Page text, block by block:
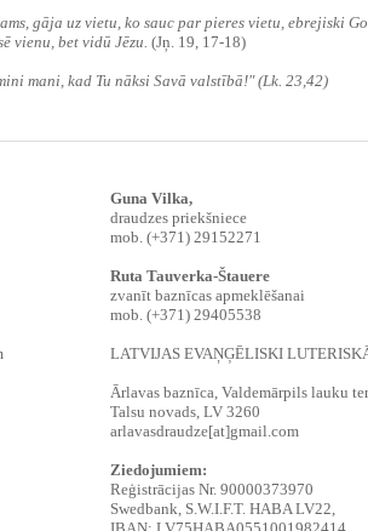
gāja uz vietu, ko sauc par pieres vietu, ebrejiski
vienu, bet vidū Jēzu. (Jņ. 19, 17-18)
mani, kad Tu nāksi Savā valstībā!" (Lk. 23,42)
Guna Vilka,
draudzes priekšniece
mob. (+371) 29152271
Ruta Tauverka-Štauere
zvanīt baznīcas apmeklēšanai
mob. (+371) 29405538
LATVIJAS EVAŅĢĒLISKI
Ārlavas baznīca, Valdemārpils lauku
Talsu novads, LV 3260
arlavasdraudze[at]gmail.com
Ziedojumiem:
Reģistrācijas Nr. 90000373970
Swedbank, S.W.I.F.T. HABA LV22,